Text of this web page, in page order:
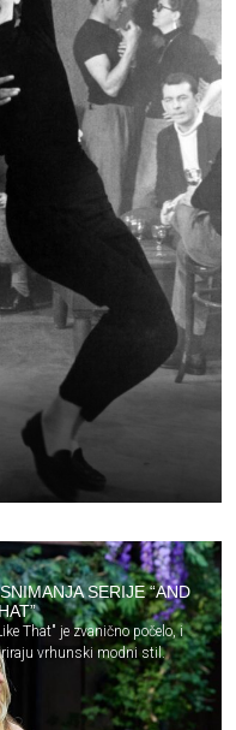
SERIJE “AND
That" je zvanično počelo, i
vrhunski modni stil.